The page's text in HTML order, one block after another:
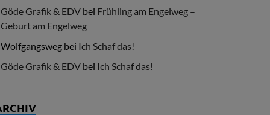
Göde Grafik & EDV bei Frühling am Engelweg –
Geburt am Engelweg
Wolfgangsweg bei Ich Schaf das!
Göde Grafik & EDV bei Ich Schaf das!